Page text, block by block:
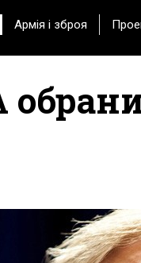
Армія і зброя